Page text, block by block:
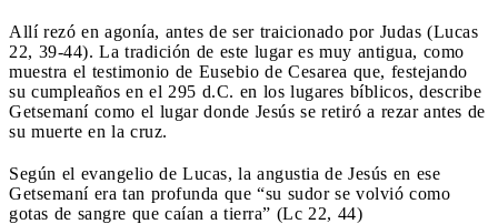
Allí rezó en agonía, antes de ser traicionado por Judas (Lucas
22, 39-44). La tradición de este lugar es muy antigua, como
muestra el testimonio de Eusebio de Cesarea que, festejando
su cumpleaños en el 295 d.C. en los lugares bíblicos, describe
Getsemaní como el lugar donde Jesús se retiró a rezar antes de
su muerte en la cruz.
Según el evangelio de Lucas, la angustia de Jesús en ese
Getsemaní era tan profunda que “su sudor se volvió como
gotas de sangre que caían a tierra” (Lc 22, 44)